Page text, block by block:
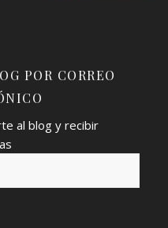
POR CORREO
al blog y recibir